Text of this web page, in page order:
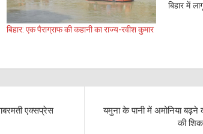
बिहार: एक पैराग्राफ की कहानी का राज्य-रवीश कुमार
बिहार में
एक्सप्रेस
यमुना के पानी में अमोनिया
की